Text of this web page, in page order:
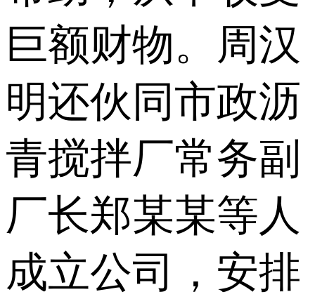
巨额财物。周汉
明还伙同市政沥
青搅拌厂常务副
厂长郑某某等人
成立公司，安排